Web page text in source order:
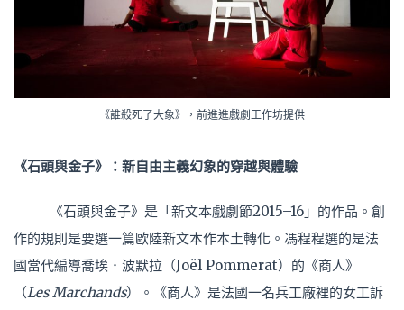
《誰殺死了大象》，前進進戲劇工作坊提供
《石頭與金子》：新自由主義幻象的穿越與體驗
《石頭與金子》是「新文本戲劇節2015–16」的作品。創
作的規則是要選一篇歐陸新文本作本土轉化。馮程程選的是法
國當代編導喬埃．波默拉（Joël Pommerat）的《商人》
（Les Marchands）。《商人》是法國一名兵工廠裡的女工訴